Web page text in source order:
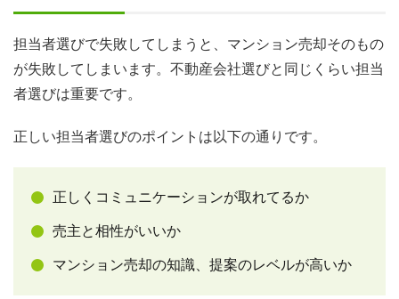
担当者選びで失敗してしまうと、マンション売却そのもの
が失敗してしまいます。不動産会社選びと同じくらい担当
者選びは重要です。
正しい担当者選びのポイントは以下の通りです。
正しくコミュニケーションが取れてるか
売主と相性がいいか
マンション売却の知識、提案のレベルが高いか